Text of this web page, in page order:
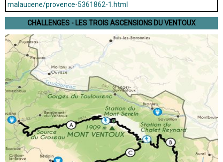
malaucene/provence-5361862-1.html
CHALLENGES - LES TROIS ASCENSIONS DU VENTOUX